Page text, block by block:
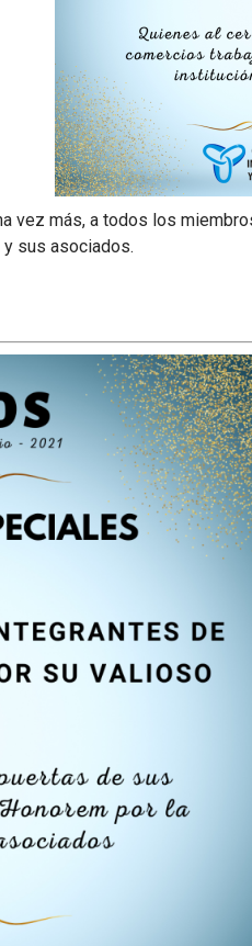
vez más, a todos los
sus asociados.